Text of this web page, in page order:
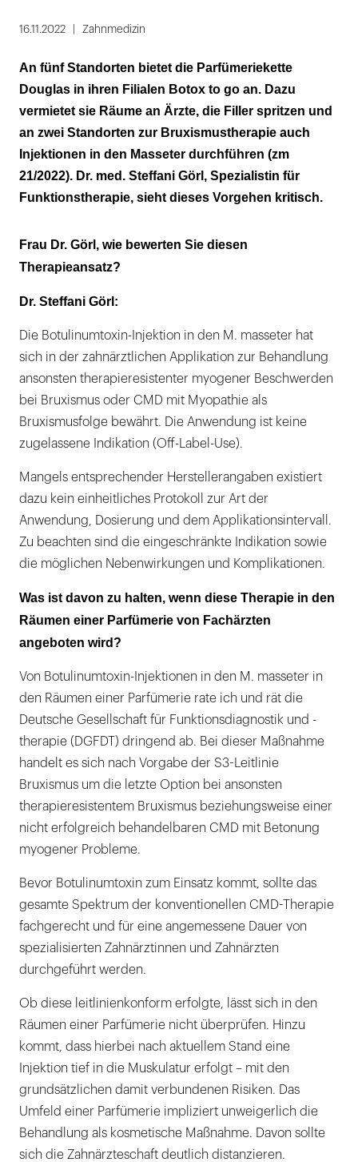
1
2
16.11.2022 Zahnmedizin
An fünf Standorten bietet die Parfümeriekette
Douglas in ihren Filialen Botox to go an. Dazu
vermietet sie Räume an Ärzte, die Filler spritzen und
an zwei Standorten zur Bruxismustherapie auch
Injektionen in den Masseter durchführen (zm
21/2022). Dr. med. Steffani Görl, Spezialistin für
Funktionstherapie, sieht dieses Vorgehen kritisch.
Frau Dr. Görl, wie bewerten Sie diesen
Therapieansatz?
Dr. Steffani Görl:
Die Botulinumtoxin-Injektion in den M. masseter hat
sich in der zahnärztlichen Applikation zur Behandlung
ansonsten therapieresistenter myogener Beschwerden
bei Bruxismus oder CMD mit Myopathie als
Bruxismusfolge bewährt. Die Anwendung ist keine
zugelassene Indikation (Off-Label-Use).
Mangels entsprechender Herstellerangaben existiert
dazu kein einheitliches Protokoll zur Art der
Anwendung, Dosierung und dem Applikationsintervall.
Zu beachten sind die eingeschränkte Indikation sowie
die möglichen Nebenwirkungen und Komplikationen.
Was ist davon zu halten, wenn diese Therapie in den
Räumen einer Parfümerie von Fachärzten
angeboten wird?
Von Botulinumtoxin-Injektionen in den M. masseter in
den Räumen einer Parfümerie rate ich und rät die
Deutsche Gesellschaft für Funktionsdiagnostik und -
therapie (DGFDT) dringend ab. Bei dieser Maßnahme
handelt es sich nach Vorgabe der S3-Leitlinie
Bruxismus um die letzte Option bei ansonsten
therapieresistentem Bruxismus beziehungsweise einer
nicht erfolgreich behandelbaren CMD mit Betonung
myogener Probleme.
Bevor Botulinumtoxin zum Einsatz kommt, sollte das
gesamte Spektrum der konventionellen CMD-Therapie
fachgerecht und für eine angemessene Dauer von
spezialisierten Zahnärztinnen und Zahnärzten
durchgeführt werden.
Ob diese leitlinienkonform erfolgte, lässt sich in den
Räumen einer Parfümerie nicht überprüfen. Hinzu
kommt, dass hierbei nach aktuellem Stand eine
Injektion tief in die Muskulatur erfolgt – mit den
grundsätzlichen damit verbundenen Risiken. Das
Umfeld einer Parfümerie impliziert unweigerlich die
Behandlung als kosmetische Maßnahme. Davon sollte
sich die Zahnärzteschaft deutlich distanzieren.